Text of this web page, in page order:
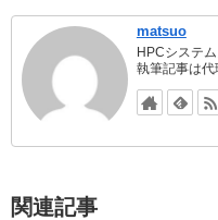
tt
er
c
b
o
o
k
e
n
a
e
matsuo
HPCシステ
執筆記事は代
関連記事